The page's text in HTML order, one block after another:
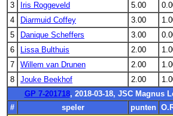
3
Iris Roggeveld 5.00
4
Diarmuid Coffey 3.00
5
Danique Scheffers 3.00
6
Lissa Bulthuis 2.00
7
Willem van Drunen 2.00
8
Jouke Beekhof 2.00
GP 7-201718, 2018-03-18, JSC Magnus
#
speler punten